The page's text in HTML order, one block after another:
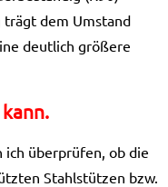
dem Umstand
deutlich größere
ich überprüfen, ob die
Stahlstützen bzw.